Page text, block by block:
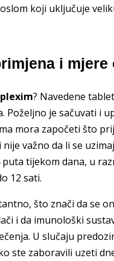
koji uključuje
i mjere
? Navedene
Poželjno je sačuvati i
mora započeti što
nije važno da li se
tijekom dana, u
12 sati.
što znači da se
i da imunološki
U slučaju
ste zaboravili uzeti